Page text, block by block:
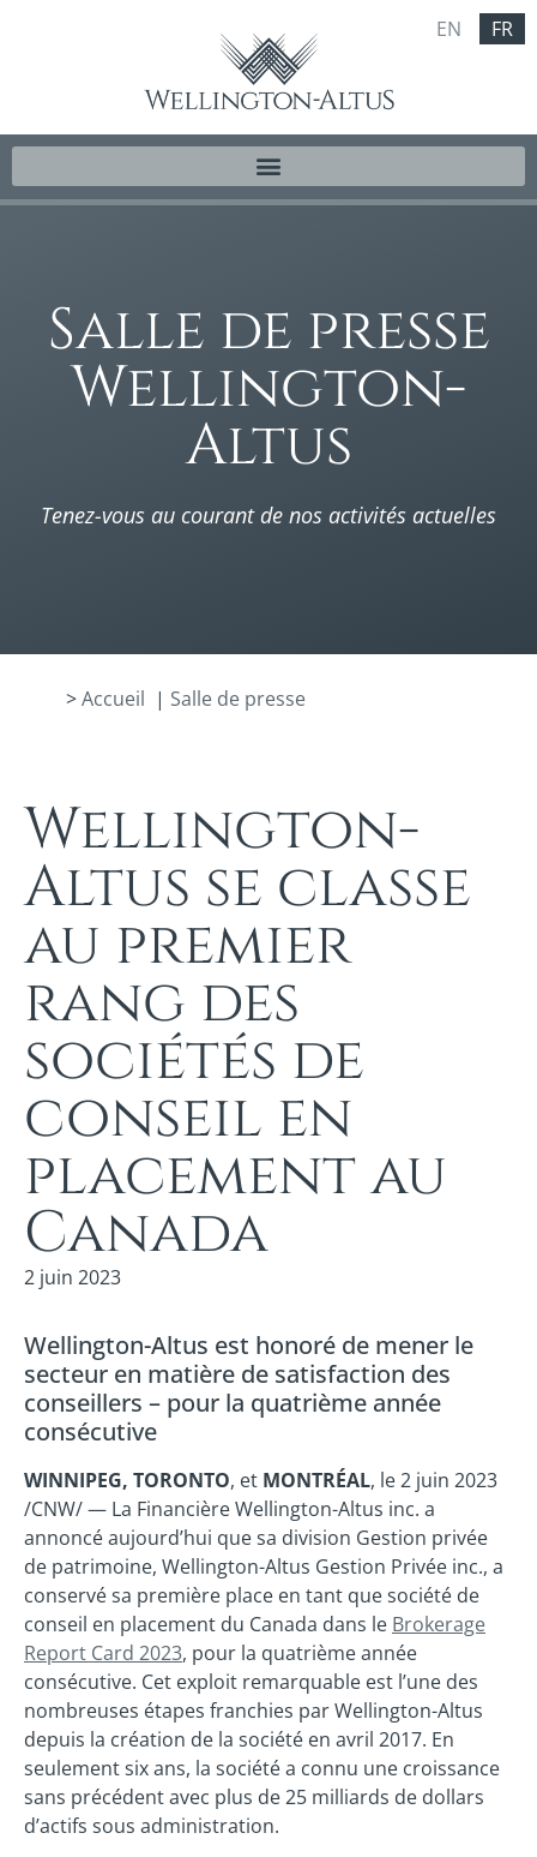
EN FR
Salle de presse
Wellington-
Altus
Tenez-vous au courant de nos activités actuelles
>Accueil | Salle de presse
Wellington-
Altus se classe
au premier
rang des
sociétés de
conseil en
placement au
Canada
2 juin 2023
Wellington-Altus est honoré de mener le
secteur en matière de satisfaction des
conseillers – pour la quatrième année
consécutive
WINNIPEG, TORONTO, et MONTRÉAL, le 2 juin 2023
/CNW/ — La Financière Wellington-Altus inc. a
annoncé aujourd’hui que sa division Gestion privée
de patrimoine, Wellington-Altus Gestion Privée inc., a
conservé sa première place en tant que société de
conseil en placement du Canada dans le Brokerage
Report Card 2023, pour la quatrième année
consécutive. Cet exploit remarquable est l’une des
nombreuses étapes franchies par Wellington-Altus
depuis la création de la société en avril 2017. En
seulement six ans, la société a connu une croissance
sans précédent avec plus de 25 milliards de dollars
d’actifs sous administration.